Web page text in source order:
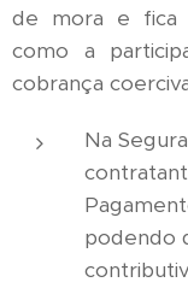
de mora e fica
como a
cobrança
Na
podendo